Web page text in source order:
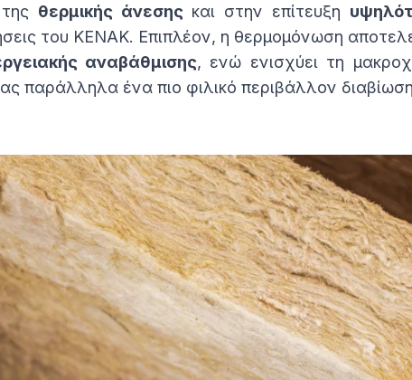
θερμικής άνεσης και στην επίτευξη
του ΚΕΝΑΚ. Επιπλέον, η θερμομόνωση
αναβάθμισης, ενώ ενισχύει τη
παράλληλα ένα πιο φιλικό περιβάλλον